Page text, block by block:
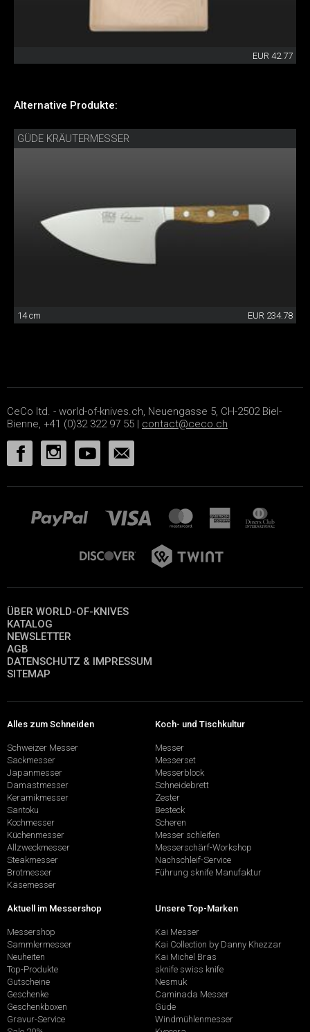
EUR 42.77
Alternative Produkte:
GÜDE KRÄUTERMESSER
14 cm EUR 234.78
CeCo ltd. - world-of-knives.ch, Neuengasse 5, CH-2502 Biel-
Bienne, +41 (0)32 322 97 55 | contact@ceco.ch
ÜBER WORLD-OF-KNIVES
KATALOG
NEWSLETTER
AGB
DATENSCHUTZ & IMPRESSUM
SITEMAP
Alles zum Schneiden
Schweizer Messer
Sackmesser
Japanmesser
Damastmesser
Keramikmesser
Santoku
Kochmesser
Küchenmesser
Allzweckmesser
Steakmesser
Brotmesser
Käsemesser
Koch- und Tischkultur
Messer
Messerset
Messerblock
Schneidebrett
Zester
Besteck
Scheren
Messer schleifen
Messerschärf-Workshop
Nachschleif-Service
Führung sknife Manufaktur
Aktuell im Messershop
Messershop
Sammlermesser
Neuheiten
Top-Produkte
Gutscheine
Geschenke
Geschenkboxen
Gravur-Service
Unsere Top-Marken
Kai Messer
Kai Collection by Danny Khezzar
Kai Michel Bras
sknife swiss knife
Nesmuk
Caminada Messer
Güde
Windmühlenmesser